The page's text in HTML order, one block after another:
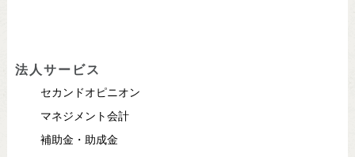
法人サービス
セカンドオピニオン
マネジメント会計
補助金・助成金